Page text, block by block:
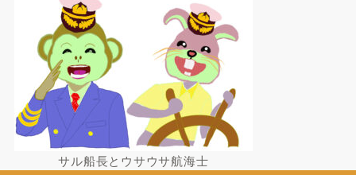
サル船長とウサウサ航海士